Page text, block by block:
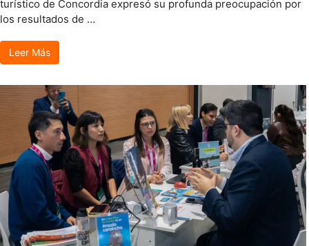
turístico de Concordia expresó su profunda preocupación por
los resultados de …
Leer Más